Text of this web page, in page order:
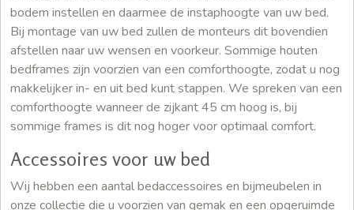
bodem instellen en daarmee de instaphoogte van uw bed.
Bij montage van uw bed zullen de monteurs dit bovendien
afstellen naar uw wensen en voorkeur. Sommige houten
bedframes zijn voorzien van een comforthoogte, zodat u nog
makkelijker in- en uit bed kunt stappen. We spreken van een
comforthoogte wanneer de zijkant 45 cm hoog is, bij
sommige frames is dit nog hoger voor optimaal comfort.
Accessoires voor uw bed
Wij hebben een aantal bedaccessoires en bijmeubelen in
onze collectie die u voorzien van gemak en een opgeruimde